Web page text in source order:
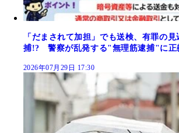
「だまされて加担」でも送検、有罪の
捕!? 警察が乱発する"無理筋逮捕"に正
2026年07月29日 17:30